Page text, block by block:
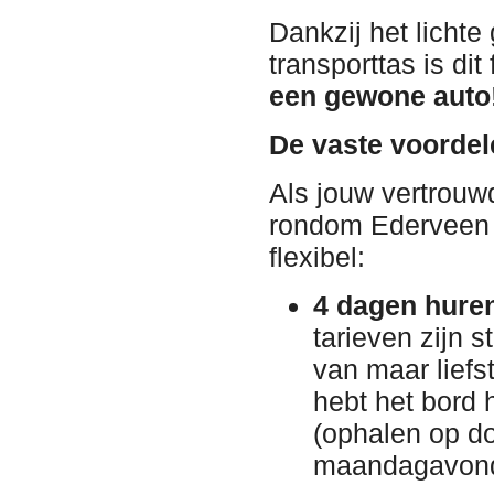
Dankzij het lichte
transporttas is
een gewone auto
De vaste
Als jouw
rondom
flexibel:
4 dagen
tarieven zijn
van maar
hebt het bord
(ophalen op